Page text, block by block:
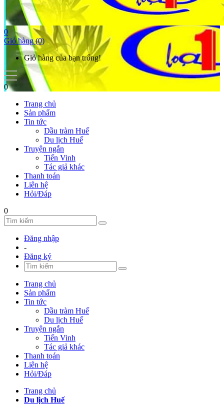
0
Giỏ hàng (0)
Giỏ hàng của bạn trống!
0
Trang chủ
Sản phẩm
Tin tức
Dầu tràm Huế
Du lịch Huế
Truyện ngắn
Tiến Vinh
Tác giả khác
Thanh toán
Liên hệ
Hỏi/Đáp
0
Đăng nhập
-
Đăng ký
Trang chủ
Sản phẩm
Tin tức
Dầu tràm Huế
Du lịch Huế
Truyện ngắn
Tiến Vinh
Tác giả khác
Thanh toán
Liên hệ
Hỏi/Đáp
Trang chủ
Du lịch Huế